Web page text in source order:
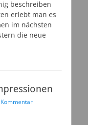
beschreiben
erlebt man es
im nächsten
die neue
Kommentar